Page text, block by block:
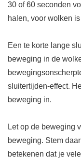
30 of 60 seconden
halen, voor wolken
Een te korte lange
beweging in de
sluitertijden-effect.
beweging in.
Let op de beweging
beweging. Stem
betekenen dat je